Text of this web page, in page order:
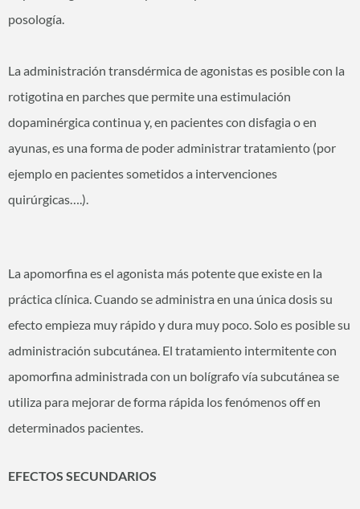
posología.
La administración transdérmica de agonistas es posible con la
rotigotina en parches que permite una estimulación
dopaminérgica continua y, en pacientes con disfagia o en
ayunas, es una forma de poder administrar tratamiento (por
ejemplo en pacientes sometidos a intervenciones
quirúrgicas….).
La apomorfina es el agonista más potente que existe en la
práctica clínica. Cuando se administra en una única dosis su
efecto empieza muy rápido y dura muy poco. Solo es posible su
administración subcutánea. El tratamiento intermitente con
apomorfina administrada con un bolígrafo vía subcutánea se
utiliza para mejorar de forma rápida los fenómenos off en
determinados pacientes.
EFECTOS SECUNDARIOS